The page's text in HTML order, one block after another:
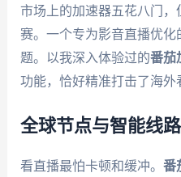
市场上的加速器五花八门
赛。一个专为影音直播优化
题。以我深入体验过的番茄
功能，恰好精准打击了海外
全球节点与智能线
看直播最怕卡顿和缓冲。 番